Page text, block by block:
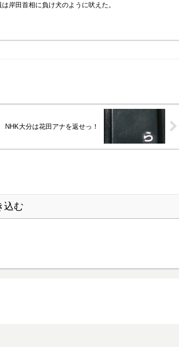
岸田首相に負け犬のように吠えた。
NHK大分は花田アナを返せっ！
込む